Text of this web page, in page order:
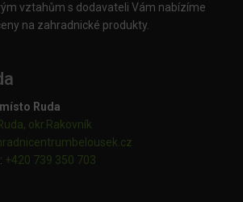
vztahům s dodavateli Vám nabízíme
na zahradnické produkty.
Ruda
okr.Rakovník
+420 739 350 703